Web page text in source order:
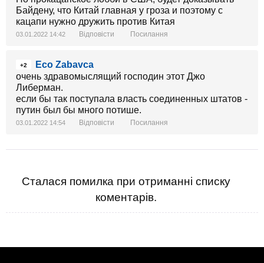
Байдену, что Китай главная у гроза и поэтому с
кацапи нужно дружить против Китая
03.01.2022 14:42 Відповісти Посилання
+2
Eco Zabavca
очень здравомыслящий господин этот Джо
Либерман.
если бы так поступала власть соединенных штатов -
путин был бы много потише.
03.01.2022 14:54 Відповісти Посилання
Сталася помилка при отриманні списку
коментарів.